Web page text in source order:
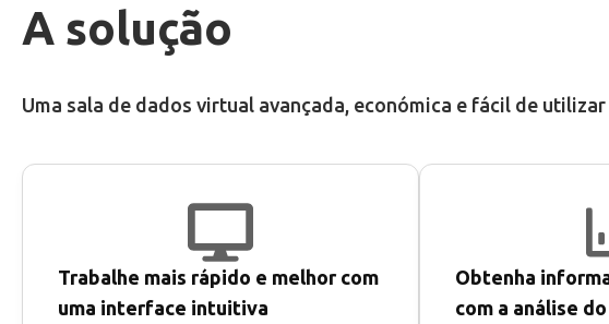
A solução
Uma sala de dados virtual avançada, económica e fácil de utilizar
Trabalhe mais rápido e melhor com
uma interface intuitiva
Obtenha
com a análise